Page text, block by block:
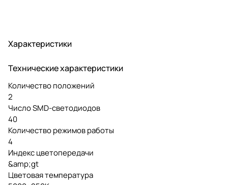
Характеристики
Технические характеристики
Количество положений
2
Число SMD-светодиодов
40
Количество режимов работы
4
Индекс цветопередачи
&amp;gt
Цветовая температура